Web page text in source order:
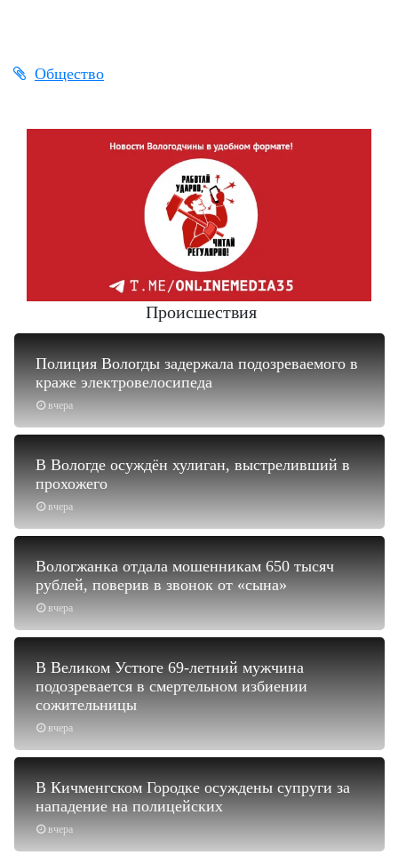
Общество
Происшествия
вчера
Полиция Вологды задержала подозреваемого в
краже электровелосипеда
вчера
В Вологде осуждён хулиган, выстреливший в
прохожего
вчера
Вологжанка отдала мошенникам 650 тысяч
рублей, поверив в звонок от «сына»
вчера
В Великом Устюге 69-летний мужчина
подозревается в смертельном избиении
сожительницы
вчера
В Кичменгском Городке осуждены супруги за
нападение на полицейских